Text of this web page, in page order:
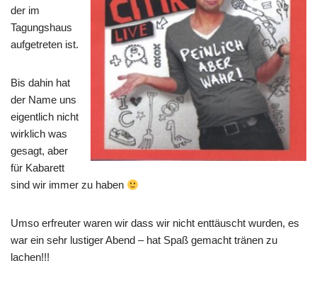
der im
Tagungshaus
aufgetreten ist.
Bis dahin hat
der Name uns
eigentlich nicht
wirklich was
gesagt, aber
für Kabarett
sind wir immer zu haben
Umso erfreuter waren wir dass wir nicht enttäuscht wurden, es
war ein sehr lustiger Abend – hat Spaß gemacht tränen zu
lachen!!!